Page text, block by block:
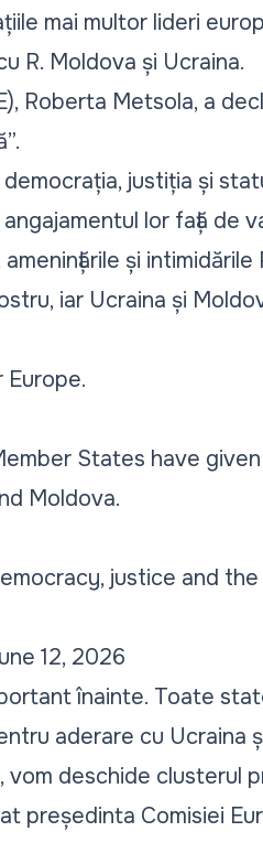
mai multor lideri
R. Moldova și Ucraina.
Roberta Metsola, a
justiția și
lor față de
și
iar Ucraina și
Europe.
States have
Moldova.
justice and
12, 2026
înainte. Toate
aderare cu Ucraina
vom deschide clusterul
președinta Comisiei